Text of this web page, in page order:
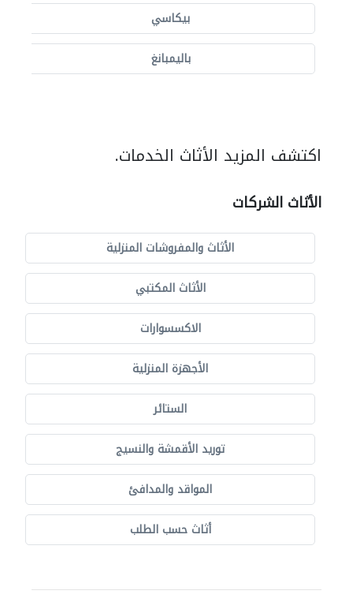
بيكاسي
باليمبانغ
اكتشف المزيد الأثاث الخدمات.
الأثاث الشركات
الأثاث والمفروشات المنزلية
الأثاث المكتبي
الاكسسوارات
الأجهزة المنزلية
الستائر
توريد الأقمشة والنسيج
المواقد والمدافئ
أثاث حسب الطلب